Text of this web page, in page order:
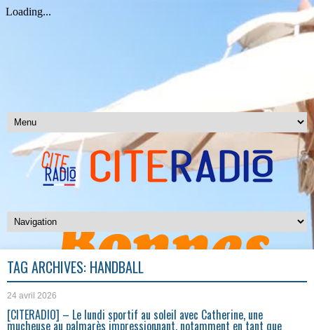
TAG ARCHIVES: HANDBALL
24 avril 2026
[CITERADIO] – Le lundi sportif au soleil avec Catherine, une
mucheuse au palmarès impressionnant, notamment en tant que